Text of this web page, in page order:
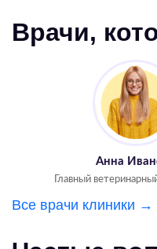
Врачи,
Анна
Главный
Все врачи клиники →